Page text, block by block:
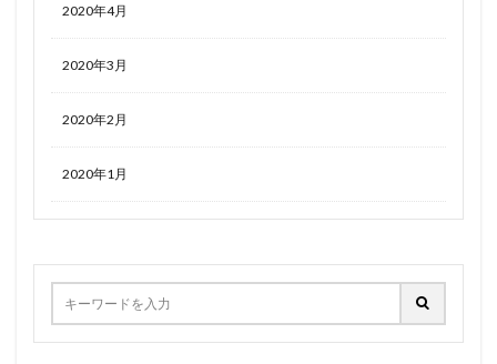
2020年4月
2020年3月
2020年2月
2020年1月